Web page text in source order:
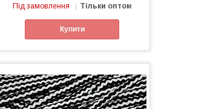
Під замовлення Тільки оптом
Купити